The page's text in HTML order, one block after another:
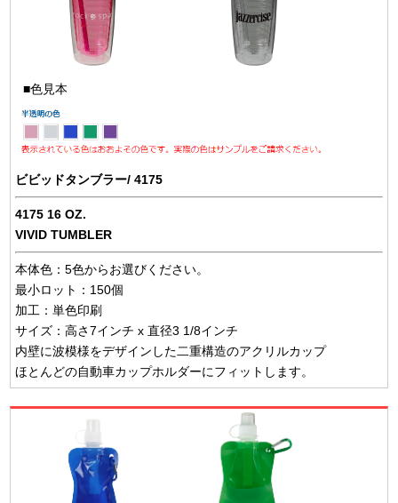
■色見本
ビビッドタンブラー/ 4175
4175 16 OZ.
VIVID TUMBLER
本体色：5色からお選びください。
最小ロット：150個
加工：単色印刷
サイズ：高さ7インチ x 直径3 1/8インチ
内壁に波模様をデザインした二重構造のアクリルカップ
ほとんどの自動車カップホルダーにフィットします。